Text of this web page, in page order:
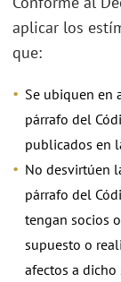
aplicar los
que:
Se ubiquen en
párrafo del
publicados en
No desvirtúen
párrafo del
tengan socios
supuesto o
afectos a dicho